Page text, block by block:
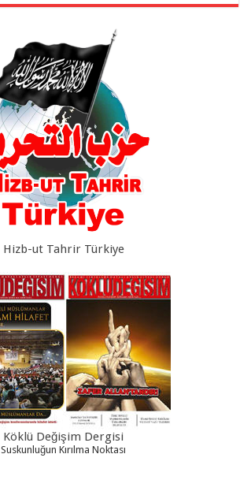
Hizb-ut Tahrir Türkiye
Köklü Değişim Dergisi
Suskunluğun Kırılma Noktası